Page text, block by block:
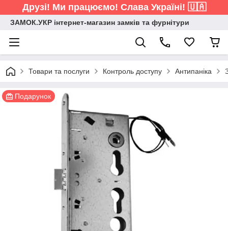
Друзі! Ми працюємо! Слава Україні! 🇺🇦
ЗАМОК.УКР інтернет-магазин замків та фурнітури
Товари та послуги Контроль доступу Антипаніка
Подарунок